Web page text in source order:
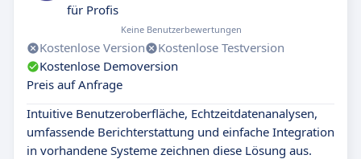
für Profis
Keine Benutzerbewertungen
Kostenlose Version
Kostenlose Testversion
Kostenlose Demoversion
Preis auf Anfrage
Intuitive Benutzeroberfläche, Echtzeitdatenanalysen,
umfassende Berichterstattung und einfache Integration
in vorhandene Systeme zeichnen diese Lösung aus.